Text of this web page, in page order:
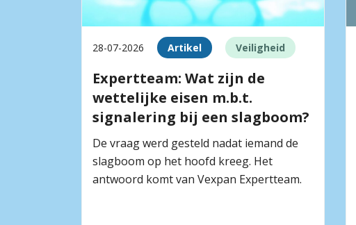
28-07-2026 Artikel Veiligheid
Expertteam: Wat zijn de
wettelijke eisen m.b.t.
signalering bij een slagboom?
De vraag werd gesteld nadat iemand de
slagboom op het hoofd kreeg. Het
antwoord komt van Vexpan Expertteam.